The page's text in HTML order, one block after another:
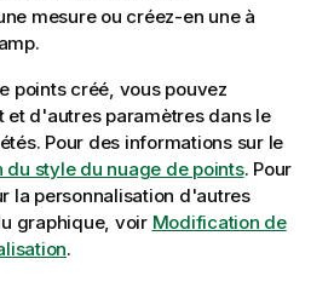
mesure ou créez-en une à
points créé, vous pouvez
et d'autres paramètres dans le
Pour des informations sur le
du style du nuage de points. Pour
la personnalisation d'autres
graphique, voir Modification de
.